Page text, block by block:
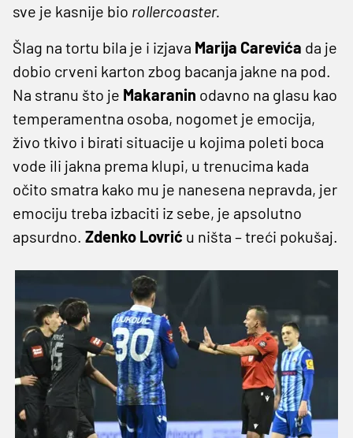
sve je kasnije bio rollercoaster.
Šlag na tortu bila je i izjava Marija Carevića da je
dobio crveni karton zbog bacanja jakne na pod.
Na stranu što je Makaranin odavno na glasu kao
temperamentna osoba, nogomet je emocija,
živo tkivo i birati situacije u kojima poleti boca
vode ili jakna prema klupi, u trenucima kada
očito smatra kako mu je nanesena nepravda, jer
emociju treba izbaciti iz sebe, je apsolutno
apsurdno. Zdenko Lovrić u ništa – treći pokušaj.